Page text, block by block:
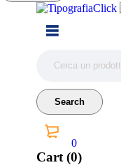
0
Cart (0)